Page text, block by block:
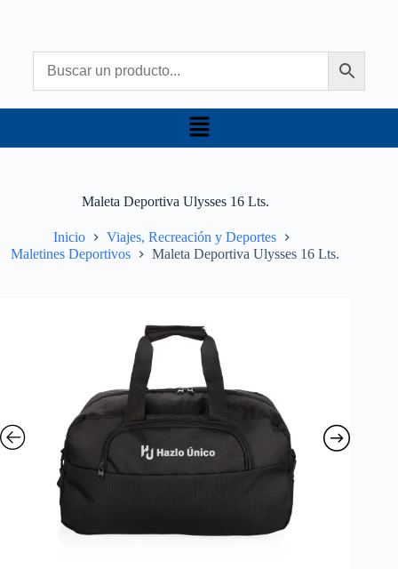
Maleta Deportiva Ulysses 16 Lts.
Inicio
Viajes, Recreación y Deportes
Maletines Deportivos
Maleta Deportiva Ulysses 16 Lts.